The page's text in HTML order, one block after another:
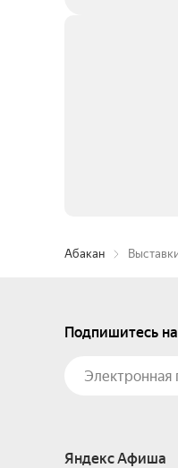
Абакан
Подпишитесь
Яндекс Афиша